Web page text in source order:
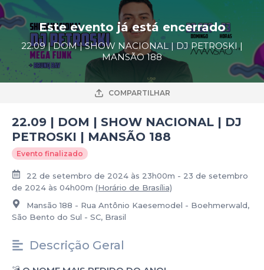
Este evento já está encerrado
22.09 | DOM | SHOW NACIONAL | DJ PETROSKI |
MANSÃO 188
COMPARTILHAR
22.09 | DOM | SHOW NACIONAL | DJ
PETROSKI | MANSÃO 188
Evento finalizado
22 de setembro de 2024 às 23h00m - 23 de setembro
de 2024 às 04h00m (Horário de Brasília)
Mansão 188 - Rua Antônio Kaesemodel - Boehmerwald,
São Bento do Sul - SC, Brasil
Descrição Geral